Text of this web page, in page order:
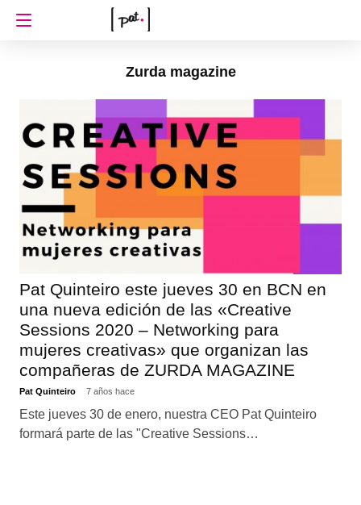
Zurda magazine
Pat Quinteiro este jueves 30 en BCN en
una nueva edición de las «Creative
Sessions 2020 – Networking para
mujeres creativas» que organizan las
compañeras de ZURDA MAGAZINE
Pat Quinteiro 7 años hace
Este jueves 30 de enero, nuestra CEO Pat Quinteiro
formará parte de las "Creative Sessions…